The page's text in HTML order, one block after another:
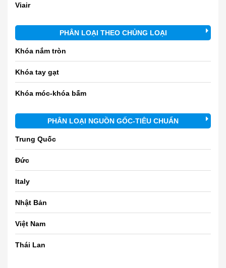
Viair
PHÂN LOẠI THEO CHỦNG LOẠI
Khóa nắm tròn
Khóa tay gạt
Khóa móc-khóa bấm
PHÂN LOẠI NGUỒN GỐC-TIÊU CHUẨN
Trung Quốc
Đức
Italy
Nhật Bản
Việt Nam
Thái Lan